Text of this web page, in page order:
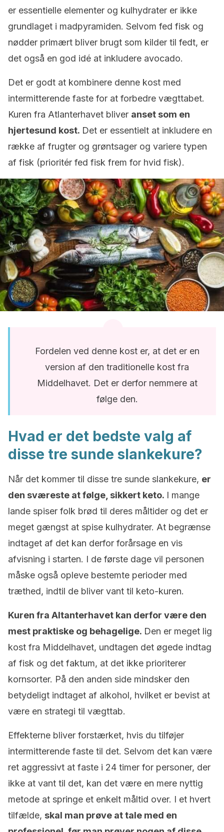
er essentielle elementer og kulhydrater er ikke
grundlaget i madpyramiden. Selvom fed fisk og
nødder primært bliver brugt som kilder til fedt, er
det også en god idé at inkludere avocado.
Det er godt at kombinere denne kost med
intermitterende faste for at forbedre vægttabet.
Kuren fra Atlanterhavet bliver anset som en
hjertesund kost. Det er essentielt at inkludere en
række af frugter og grøntsager og variere typen
af fisk (prioritér fed fisk frem for hvid fisk).
Fordelen ved denne kost er, at det er en
version af den traditionelle kost fra
Middelhavet. Det er derfor nemmere at
følge den.
Hvad er det bedste valg af
disse tre sunde slankekure?
Når det kommer til disse tre sunde slankekure, er
den sværeste at følge, sikkert keto. I mange
lande spiser folk brød til deres måltider og det er
meget gængst at spise kulhydrater. At begrænse
indtaget af det kan derfor forårsage en vis
afvisning i starten. I de første dage vil personen
måske også opleve bestemte perioder med
træthed, indtil de bliver vant til keto-kuren.
Kuren fra Altanterhavet kan derfor være den
mest praktiske og behagelige. Den er meget lig
kost fra Middelhavet, undtagen det øgede indtag
af fisk og det faktum, at det ikke prioriterer
kornsorter. På den anden side mindsker den
betydeligt indtaget af alkohol, hvilket er bevist at
være en strategi til vægttab.
Effekterne bliver forstærket, hvis du tilføjer
intermitterende faste til det. Selvom det kan være
ret aggressivt at faste i 24 timer for personer, der
ikke at vant til det, kan det være en mere nyttig
metode at springe et enkelt måltid over. I et hvert
tilfælde, skal man prøve at tale med en